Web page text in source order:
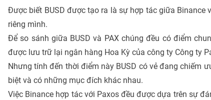
Được biết BUSD được tạo ra là sự hợp tác giữa
riêng mình.
Để so sánh giữa BUSD và PAX chúng đều có điểm
được lưu trữ lại ngân hàng Hoa Kỳ của công ty Công ty
Nhưng tính đến thời điểm này BUSD có vẻ đang chiếm
biệt và có những mục đích khác nhau.
Việc Binance hợp tác với Paxos đều được dựa trên sự